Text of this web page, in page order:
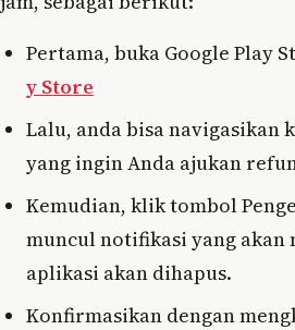
Pertama, buka Google Play
y Store
Lalu, anda bisa navigasikan
yang ingin Anda ajukan
Kemudian, klik tombol
muncul notifikasi yang akan
aplikasi akan dihapus.
Konfirmasikan dengan